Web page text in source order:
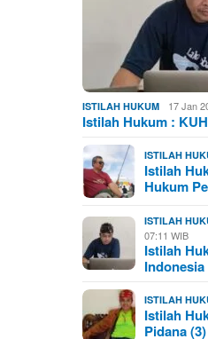
ISTILAH HUKUM 17 Jan
Istilah Hukum :
ISTILAH
Istilah
Hukum
ISTILAH
07:11 WIB
Istilah
ISTILAH
Istilah
Pidana (3)